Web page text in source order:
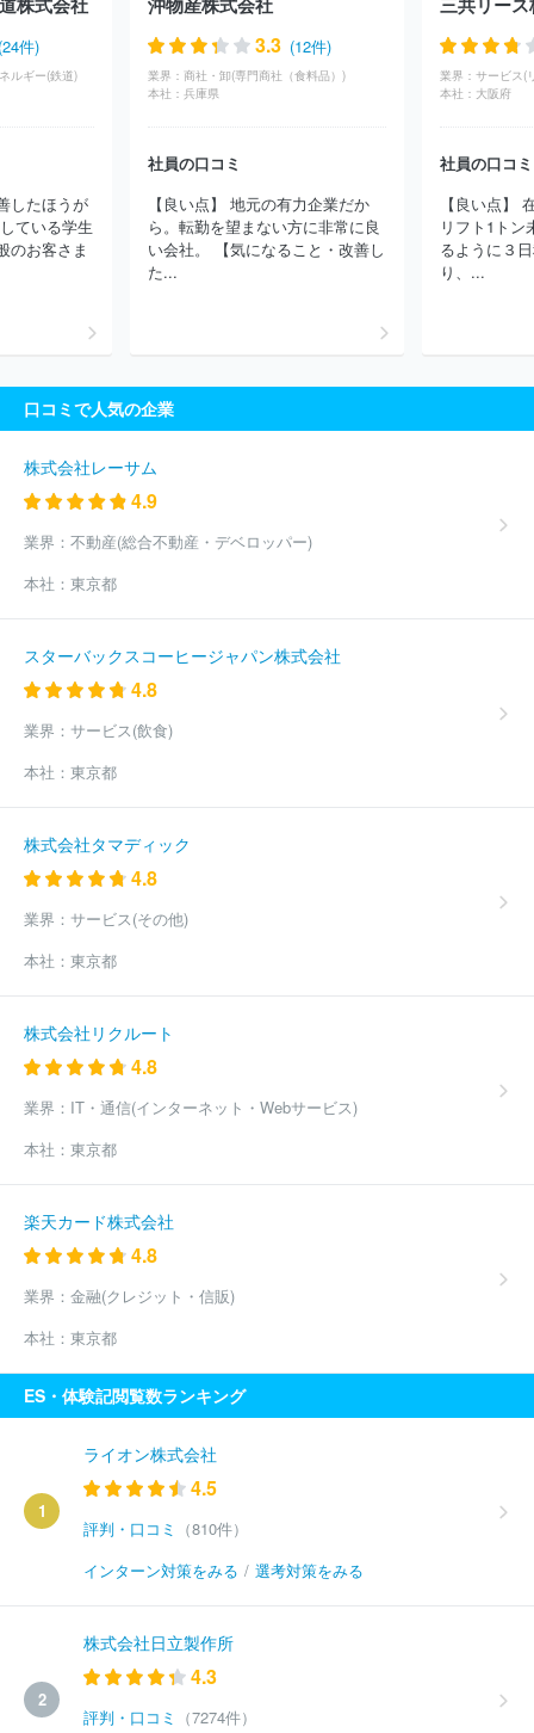
ンターナショナル
太平電業株式会社 中国塗料株式会社
中日本
ハイウェイ・エンジニアリング東京株式会社
奈良建設株式会社
株式会社東京エネシス
株式会社大林組
菱冷熱工業株式会社
株式会社ダイキンアプライドシステムズ
東
エンジニアリング株式会社
株式会社サンテック
タマホーム株式
会社
株式会社フソウ ショーボンド建設株式会社
日本コムシス
株式会社
東急建設株式会社 株式会社フジタ
三菱電機ビルソリ
ューションズ株式会社
株式会社太平エンジニアリング
株式会社
三機工業株式会社
日本電設工業株式
株式会社
件)
ルギー(鉄道)
したほうが
ている学生
のお客さま
沖物産株式会社
3.3 (12件)
業界： 商社・卸(専門商社（食料品）)
本社： 兵庫県
社員の口コミ
【良い点】 地元の有力企業だか
ら。転勤を望まない方に非常に良
い会社。 【気になること・改善し
た...
三共リー
業界： サービス(
本社： 大阪府
社員の口コミ
【良い点】
リフト1トン
るように３
り、...
口コミで人気の企業
株式会社レーサム
4.9
業界： 不動産(総合不動産・デベロッパー)
本社： 東京都
スターバックスコーヒージャパン株式会社
4.8
業界： サービス(飲食)
本社： 東京都
株式会社タマディック
4.8
業界： サービス(その他)
本社： 東京都
株式会社リクルート
4.8
業界： IT・通信(インターネット・Webサービス)
本社： 東京都
楽天カード株式会社
4.8
業界： 金融(クレジット・信販)
本社： 東京都
ES・体験記閲覧数ランキング
1
ライオン株式会社
4.5
評判・口コミ
（810件）
インターン対策をみる / 選考対策をみる
2
株式会社日立製作所
4.3
評判・口コミ （7274件）